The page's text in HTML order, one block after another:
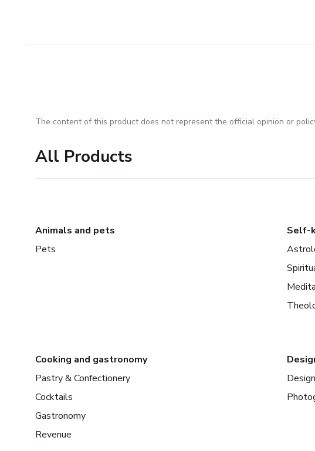
The content of this product does not represent the official opinion or
All Products
Animals and pets
Pets
Self-
Cooking and gastronomy
Pastry & Confectionery
Cocktails
Gastronomy
Revenue
Design